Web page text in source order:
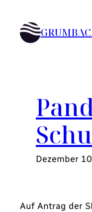
Inhalt
springen
Dezember
Auf Antrag der